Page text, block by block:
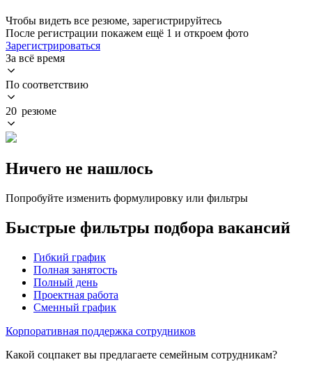
Чтобы видеть все резюме, зарегистрируйтесь
После регистрации покажем ещё 1 и откроем фото
Зарегистрироваться
За всё время
По соответствию
20 резюме
Ничего не нашлось
Попробуйте изменить формулировку или фильтры
Быстрые фильтры подбора вакансий
Гибкий график
Полная занятость
Полный день
Проектная работа
Сменный график
Корпоративная поддержка сотрудников
Какой соцпакет вы предлагаете семейным сотрудникам?